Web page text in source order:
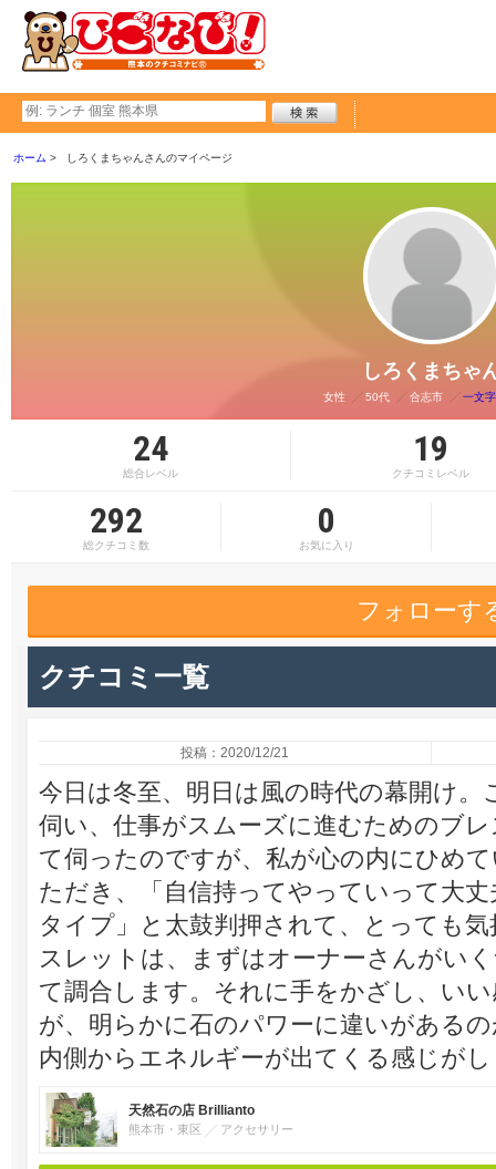
ホーム しろくまちゃんさんのマイページ
しろくまちゃ
女性 50代 合志市 一文
24
総合レベル
19
クチコミレベル
292
総クチコミ数
0
お気に入り
フォローす
クチコミ一覧
投稿：2020/12/21
今日は冬至、明日は風の時代の幕開け
伺い、仕事がスムーズに進むためのブ
て伺ったのですが、私が心の内にひめ
ただき、「自信持ってやっていって大
タイプ」と太鼓判押されて、とっても
スレットは、まずはオーナーさんがい
て調合します。それに手をかざし、い
が、明らかに石のパワーに違いがある
内側からエネルギーが出てくる感じが
天然石の店 Brillianto
熊本市・東区 アクセサリー